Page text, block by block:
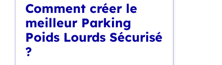
Comment créer le
meilleur Parking
Poids Lourds Sécurisé
?